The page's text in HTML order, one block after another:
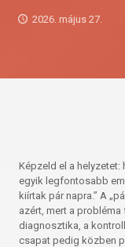
2026. május 27.
Képzeld el a
egyik legfontosabb
kiírtak pár napra.” A
azért, mert a
diagnosztika, a
csapat pedig közben